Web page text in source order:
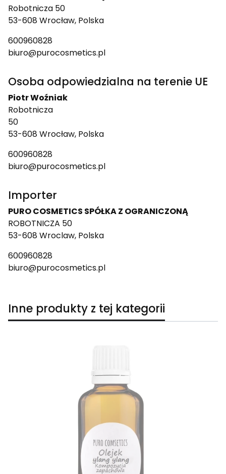
Robotnicza 50
53-608 Wrocław, Polska
600960828
biuro@purocosmetics.pl
Osoba odpowiedzialna na terenie UE
Piotr Woźniak
Robotnicza
50
53-608 Wrocław, Polska
600960828
biuro@purocosmetics.pl
Importer
PURO COSMETICS SPÓŁKA Z OGRANICZONĄ
ROBOTNICZA 50
53-608 Wroclaw, Polska
600960828
biuro@purocosmetics.pl
Inne produkty z tej kategorii